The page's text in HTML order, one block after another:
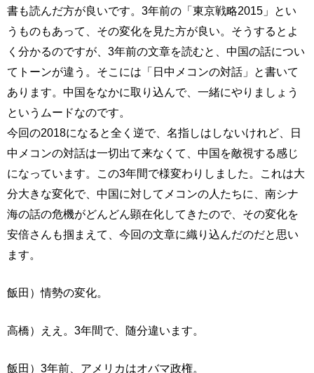
書も読んだ方が良いです。3年前の「東京戦略2015」とい
うものもあって、その変化を見た方が良い。そうするとよ
く分かるのですが、3年前の文章を読むと、中国の話につい
てトーンが違う。そこには「日中メコンの対話」と書いて
あります。中国をなかに取り込んで、一緒にやりましょう
というムードなのです。
今回の2018になると全く逆で、名指しはしないけれど、日
中メコンの対話は一切出て来なくて、中国を敵視する感じ
になっています。この3年間で様変わりしました。これは大
分大きな変化で、中国に対してメコンの人たちに、南シナ
海の話の危機がどんどん顕在化してきたので、その変化を
安倍さんも掴まえて、今回の文章に織り込んだのだと思い
ます。
飯田）情勢の変化。
高橋）ええ。3年間で、随分違います。
飯田）3年前、アメリカはオバマ政権。